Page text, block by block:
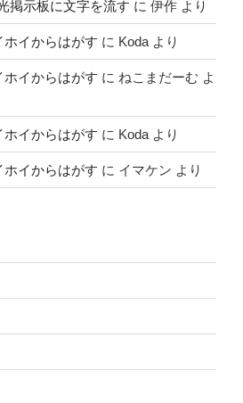
掲示板に文字を流す に 伊作 より
イからはがす に Koda より
イからはがす に ねこまだーむ よ
イからはがす に Koda より
イからはがす に イマケン より